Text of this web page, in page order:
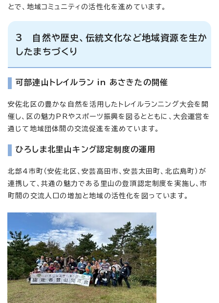
とで、地域コミュニティの活性化を進めています。
3 自然や歴史、伝統文化など地域資源を生か
したまちづくり
可部連山トレイルラン in あさきたの開催
安佐北区の豊かな自然を活用したトレイルランニング大会を開
催し、区の魅力PRやスポーツ振興を図るとともに、大会運営を
通じて地域団体間の交流促進を進めています。
ひろしま北里山キング認定制度の運用
北部4市町（安佐北区、安芸高田市、安芸太田町、北広島町）が
連携して、共通の魅力である里山の登頂認定制度を実施し、市
町間の交流人口の増加と地域の活性化を図っています。